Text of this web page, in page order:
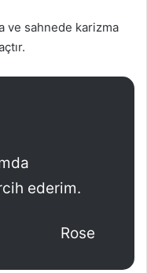
ve sahnede karizma
ederim.
Rose